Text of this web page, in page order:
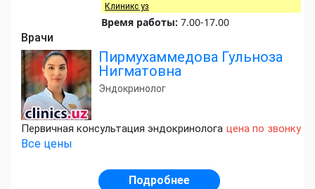
Клиникс уз
Время работы: 7.00-17.00
Врачи
Пирмухаммедова Гульноза
Нигматовна
Эндокринолог
Первичная консультация эндокринолога цена по звонку
Все цены
Подробнее